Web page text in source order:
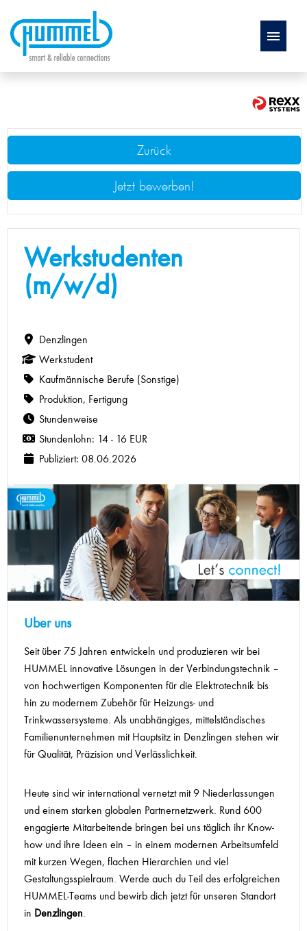
FAQ
Zurück
Jetzt bewerben!
Werkstudenten
(m/w/d)
Denzlingen
Werkstudent
Kaufmännische Berufe (Sonstige)
Produktion, Fertigung
Stundenweise
Stundenlohn: 14 - 16 EUR
Publiziert: 08.06.2026
Über uns
Seit über 75 Jahren entwickeln und produzieren wir bei
HUMMEL innovative Lösungen in der Verbindungstechnik –
von hochwertigen Komponenten für die Elektrotechnik bis
hin zu modernem Zubehör für Heizungs- und
Trinkwassersysteme. Als unabhängiges, mittelständisches
Familienunternehmen mit Hauptsitz in Denzlingen stehen wir
für Qualität, Präzision und Verlässlichkeit.
Heute sind wir international vernetzt mit 9 Niederlassungen
und einem starken globalen Partnernetzwerk. Rund 600
engagierte Mitarbeitende bringen bei uns täglich ihr Know-
how und ihre Ideen ein – in einem modernen Arbeitsumfeld
mit kurzen Wegen, flachen Hierarchien und viel
Gestaltungsspielraum. Werde auch du Teil des erfolgreichen
HUMMEL-Teams und bewirb dich jetzt für unseren Standort
in Denzlingen.